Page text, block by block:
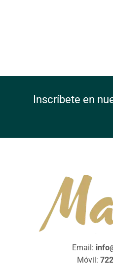
Inscríbete en
Email:
Móvil: